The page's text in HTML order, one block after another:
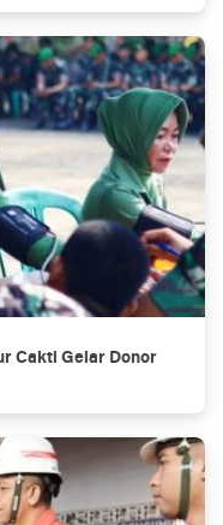
Cakti Gelar Donor